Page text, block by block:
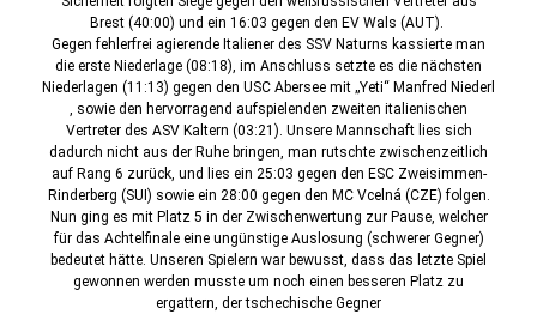
Brest (40:00) und ein 16:03 gegen den EV Wals (AUT).
Gegen fehlerfrei agierende Italiener des SSV Naturns kassierte man
die erste Niederlage (08:18), im Anschluss setzte es die nächsten
Niederlagen (11:13) gegen den USC Abersee mit „Yeti“ Manfred Niederl
, sowie den hervorragend aufspielenden zweiten italienischen
Vertreter des ASV Kaltern (03:21). Unsere Mannschaft lies sich
dadurch nicht aus der Ruhe bringen, man rutschte zwischenzeitlich
auf Rang 6 zurück, und lies ein 25:03 gegen den ESC Zweisimmen-
Rinderberg (SUI) sowie ein 28:00 gegen den MC Vcelná (CZE) folgen.
Nun ging es mit Platz 5 in der Zwischenwertung zur Pause, welcher
für das Achtelfinale eine ungünstige Auslosung (schwerer Gegner)
bedeutet hätte. Unseren Spielern war bewusst, dass das letzte Spiel
gewonnen werden musste um noch einen besseren Platz zu
ergattern, der tschechische Gegner